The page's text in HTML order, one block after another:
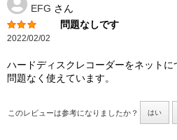
EFG さん
問題なしです
2022/02/02
ハードディスクレコーダーをネットに
問題なく使えています。
このレビューは参考になりましたか？ はい